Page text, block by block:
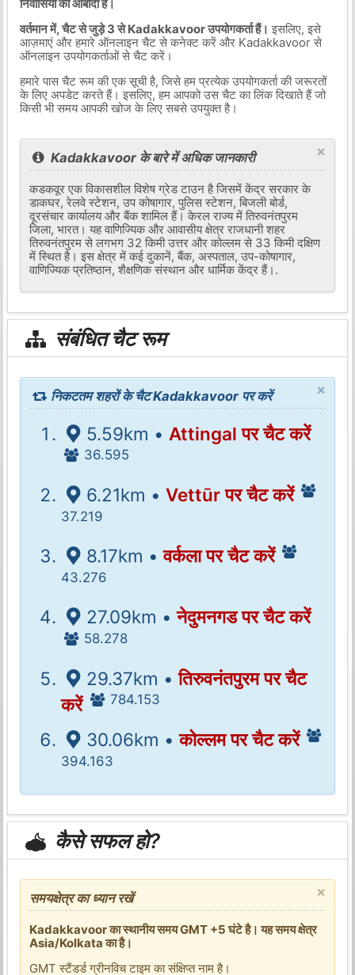
निवासियों की आबादी है।
वर्तमान में, चैट से जुड़े 3 से Kadakkavoor उपयोगकर्ता हैं। इसलिए, इसे
आज़माएं और हमारे ऑनलाइन चैट से कनेक्ट करें और Kadakkavoor से
ऑनलाइन उपयोगकर्ताओं से चैट करें।
हमारे पास चैट रूम की एक सूची है, जिसे हम प्रत्येक उपयोगकर्ता की जरूरतों
के लिए अपडेट करते हैं। इसलिए, हम आपको उस चैट का लिंक दिखाते हैं जो
किसी भी समय आपकी खोज के लिए सबसे उपयुक्त है।
×
Kadakkavoor के बारे में अधिक जानकारी
कडकवूर एक विकासशील विशेष ग्रेड टाउन है जिसमें केंद्र सरकार के
डाकघर, रेलवे स्टेशन, उप कोषागार, पुलिस स्टेशन, बिजली बोर्ड,
दूरसंचार कार्यालय और बैंक शामिल हैं। केरल राज्य में तिरुवनंतपुरम
जिला, भारत। यह वाणिज्यिक और आवासीय क्षेत्र राजधानी शहर
तिरुवनंतपुरम से लगभग 32 किमी उत्तर और कोल्लम से 33 किमी दक्षिण
में स्थित है। इस क्षेत्र में कई दुकानें, बैंक, अस्पताल, उप-कोषागार,
वाणिज्यिक प्रतिष्ठान, शैक्षणिक संस्थान और धार्मिक केंद्र हैं।.
संबंधित चैट रूम
×
निकटतम शहरों के चैट Kadakkavoor पर करें
5.59km • Attingal पर चैट करें
36.595
6.21km • Vettūr पर चैट करें
37.219
8.17km •वर्कला पर चैट करें
43.276
27.09km •नेदुमनगड पर चैट करें
58.278
29.37km •तिरुवनंतपुरम पर चैट
करें
784.153
30.06km •कोल्लम पर चैट करें
394.163
कैसे सफल हो?
×
समयक्षेत्र का ध्यान रखें
Kadakkavoor का स्थानीय समय GMT +5 घंटे है। यह समय क्षेत्र
Asia/Kolkata का है।
GMT स्टैंडर्ड ग्रीनविच टाइम का संक्षिप्त नाम है।